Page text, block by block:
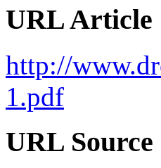
URL Article
http://
1.pdf
URL Source